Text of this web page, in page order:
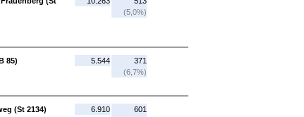
(5,0%)
85)
5.544
371
(6,7%)
(St 2134)
6.910
601